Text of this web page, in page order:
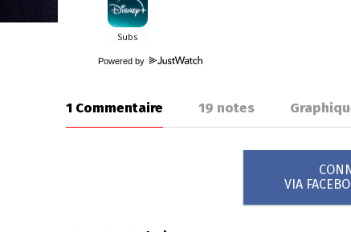
Powered by
1 Commentaire 19 notes
VIA